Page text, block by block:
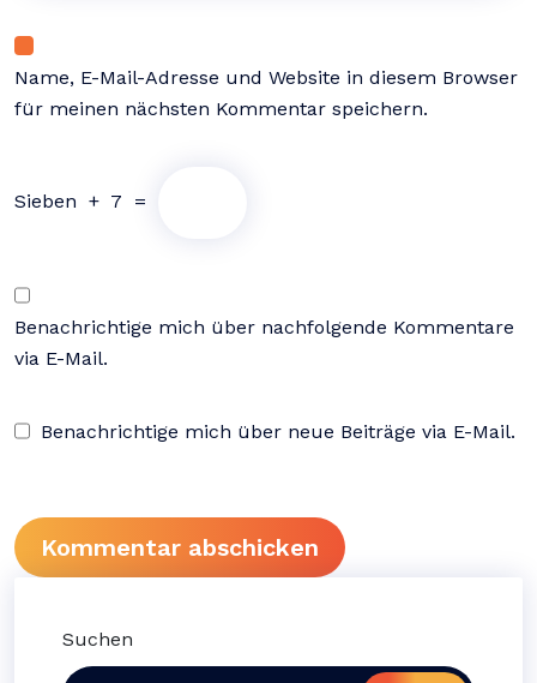
Name, E-Mail-Adresse und Website in diesem Browser
für meinen nächsten Kommentar speichern.
Sieben + 7 =
Benachrichtige mich über nachfolgende Kommentare
via E-Mail.
Benachrichtige mich über neue Beiträge via E-Mail.
Suchen